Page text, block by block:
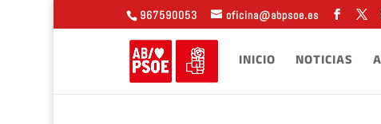
967590053 oficina@abpsoe.es
INICIO NOTICIAS